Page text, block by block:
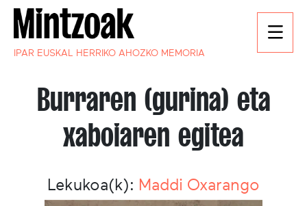
IPAR EUSKAL HERRIKO AHOZKO MEMORIA
Burraren (gurina) eta
xaboiaren egitea
Lekukoa(k): Maddi Oxarango